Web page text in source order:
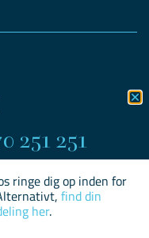
251 251​
ringe dig op inden for
find din
her.